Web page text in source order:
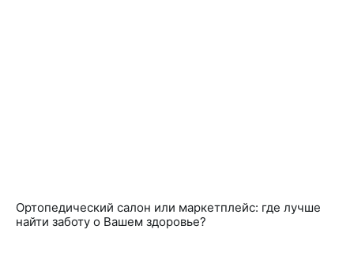
Ортопедический салон или маркетплейс: где лучше
найти заботу о Вашем здоровье?